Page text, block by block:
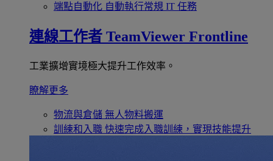
端點自動化 自動執行常規 IT 任務
連線工作者 TeamViewer Frontline
工業擴增實境極大提升工作效率。
瞭解更多
物流與倉儲 無人物料搬運
訓練和入職 快速完成入職訓練，實現技能提升